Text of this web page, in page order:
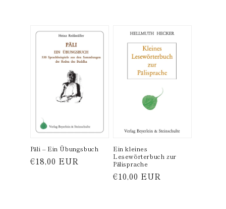
Pāli – Ein Übungsbuch
Normaler
€18,00 EUR
Ein kleines
Lesewörterbuch zur
Pālisprache
Normaler
€10,00 EUR